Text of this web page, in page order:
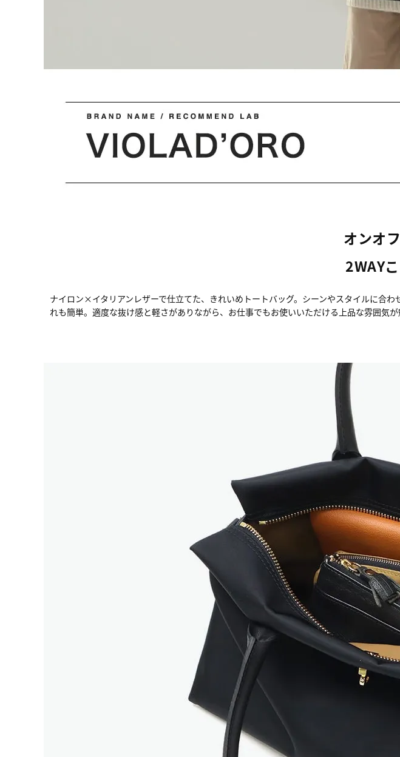
オンオ
2WAY
ナイロン×イタリアンレザーで仕立てた、きれいめトートバッグ。シーンやスタイルに合
れも簡単。適度な抜け感と軽さがありながら、お仕事でもお使いいただける上品な雰囲気が